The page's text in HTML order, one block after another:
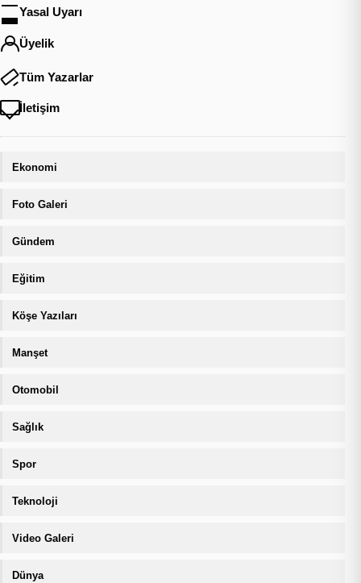
Yasal Uyarı
Üyelik
Tüm Yazarlar
İletişim
Ekonomi
Foto Galeri
Gündem
Eğitim
Köşe Yazıları
Manşet
Otomobil
Sağlık
Spor
Teknoloji
Video Galeri
Dünya